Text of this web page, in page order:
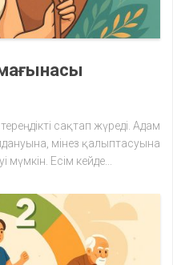
сақтап жүреді. Адам
мінез қалыптасуына
мүмкін. Есім кейде...